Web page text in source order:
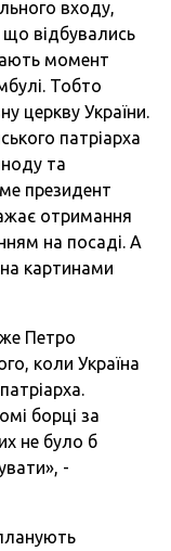
входу,
що відбувались
момент
Тобто
церкву України.
патріарха
та
президент
отримання
на посаді. А
картинами
Петро
коли Україна
борці за
не було б
-